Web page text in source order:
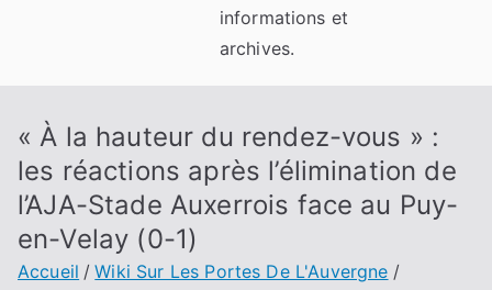
informations et
archives.
« À la hauteur du rendez-vous » :
les réactions après l’élimination de
l’AJA-Stade Auxerrois face au Puy-
en-Velay (0-1)
Accueil
Wiki Sur Les Portes De L'Auvergne